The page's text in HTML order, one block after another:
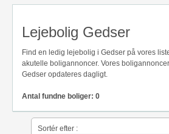
Lejebolig Gedser
Find en ledig lejebolig i Gedser på vores
akutelle boligannoncer. Vores
Gedser opdateres dagligt.
Antal fundne boliger: 0
Sortér efter :